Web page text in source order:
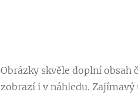
Obrázky skvěle doplní obsah
zobrazí i v náhledu.